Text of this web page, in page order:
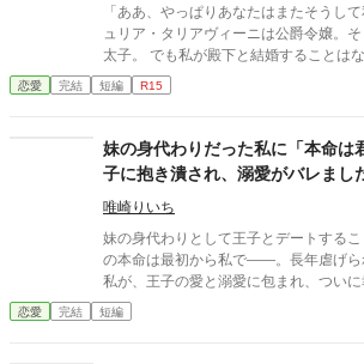
「ああ、やっぱりあなたはまたそうし
ュリア・タリアヴィーニは公爵令嬢。
太子。 でも私が殿下と結婚することは
人を選んだのだもの。『前』と変わらず━━ これはとある
持つ一族に産まれた令嬢と自身に掛けら
ジュリアの婚約披露の時のイメージで
恋愛 完結 短編 R15
妹の身代わりだった私に「本命
子に抱き潰され、溺愛がバレまし
きっかけになった少年が、私と王
唯崎りいち
妹の身代わりとして王子とデートする
の本命は最初から私で――。長年虐げら
私が、王子の愛と溺愛に包まれ、つい
ンタジー。妹や家族との誤解、影武者
胸キュンが止まらない物語。
恋愛 完結 短編